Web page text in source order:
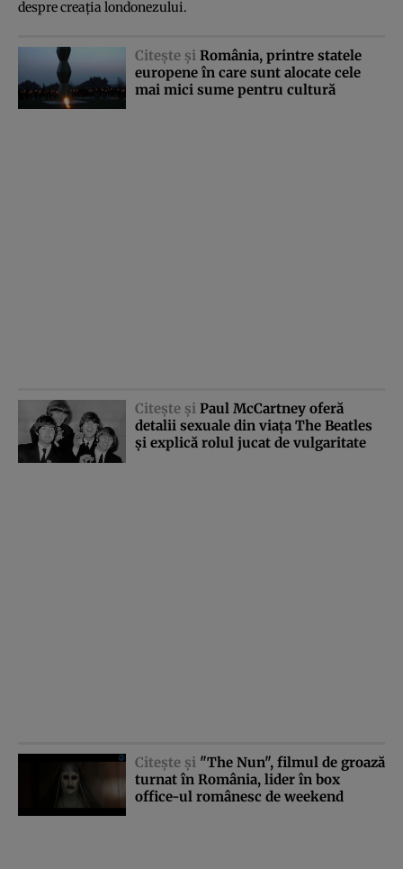
despre creaţia londonezului.
Citeşte şi România, printre statele
europene în care sunt alocate cele
mai mici sume pentru cultură
Citeşte şi Paul McCartney oferă
detalii sexuale din viaţa The Beatles
şi explică rolul jucat de vulgaritate
Citeşte şi "The Nun", filmul de groază
turnat în România, lider în box
office-ul românesc de weekend